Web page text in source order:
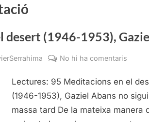
desert (1946-1953),
No hi ha comentaris
en
el
desert
Lectures: 95 Meditacions en el
(1946-1953), Gaziel Abans no sigui
massa tard De la mateixa manera